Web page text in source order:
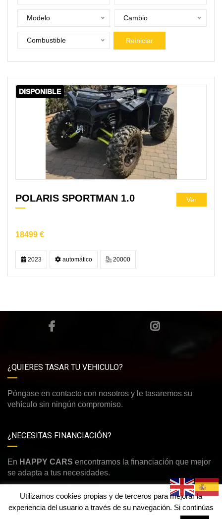
Modelo Cambio
Combustible Reiniciar
DISPONIBLE
POLARIS SPORTMAN 1.0
18499 €
Ver
2023 automático 20000
¿QUIERES TASAR TU VEHICULO?
Póngase en contacto con nosotros y le tasaremos su
vehículo sin ningún compromiso.
¿NECESITAS FINANCIACIÓN?
En HAPPY CARS encontramos la financiación que mejor
se adapta a tus necesidades.
Utilizamos cookies propias y de terceros para mejorar la
experiencia del usuario a través de su navegación. Si continúas